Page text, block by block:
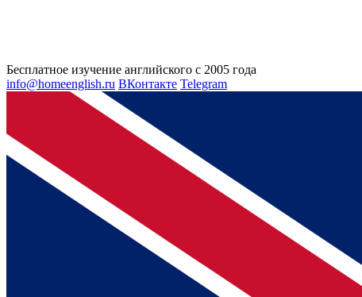
Бесплатное изучение английского с 2005 года
info@homeenglish.ru ВКонтакте Telegram